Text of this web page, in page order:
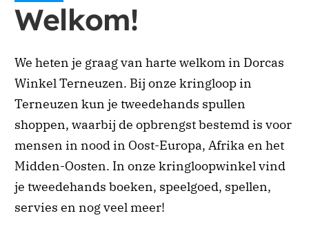
Welkom!
We heten je graag van harte welkom in Dorcas
Winkel Terneuzen. Bij onze kringloop in
Terneuzen kun je tweedehands spullen
shoppen, waarbij de opbrengst bestemd is voor
mensen in nood in Oost-Europa, Afrika en het
Midden-Oosten. In onze kringloopwinkel vind
je tweedehands boeken, speelgoed, spellen,
servies en nog veel meer!
of land waar je aan wilt bijdragen. Periodiek
schenken biedt ook belastingvoordeel.
Doneren